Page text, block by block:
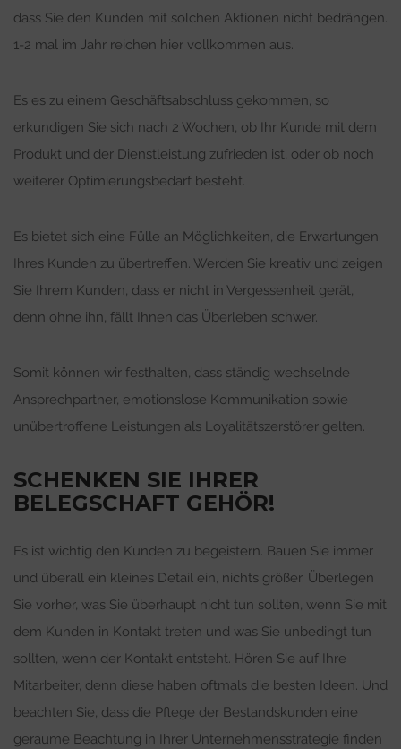
dass Sie den Kunden mit solchen Aktionen nicht bedrängen.
1-2 mal im Jahr reichen hier vollkommen aus.
Es es zu einem Geschäftsabschluss gekommen, so
erkundigen Sie sich nach 2 Wochen, ob Ihr Kunde mit dem
Produkt und der Dienstleistung zufrieden ist, oder ob noch
weiterer Optimierungsbedarf besteht.
Es bietet sich eine Fülle an Möglichkeiten, die Erwartungen
Ihres Kunden zu übertreffen. Werden Sie kreativ und zeigen
Sie Ihrem Kunden, dass er nicht in Vergessenheit gerät,
denn ohne ihn, fällt Ihnen das Überleben schwer.
Somit können wir festhalten, dass ständig wechselnde
Ansprechpartner, emotionslose Kommunikation sowie
unübertroffene Leistungen als Loyalitätszerstörer gelten.
SCHENKEN SIE IHRER
BELEGSCHAFT GEHÖR!
Es ist wichtig den Kunden zu begeistern. Bauen Sie immer
und überall ein kleines Detail ein, nichts größer. Überlegen
Sie vorher, was Sie überhaupt nicht tun sollten, wenn Sie mit
dem Kunden in Kontakt treten und was Sie unbedingt tun
sollten, wenn der Kontakt entsteht. Hören Sie auf Ihre
Mitarbeiter, denn diese haben oftmals die besten Ideen. Und
beachten Sie, dass die Pflege der Bestandskunden eine
geraume Beachtung in Ihrer Unternehmensstrategie finden